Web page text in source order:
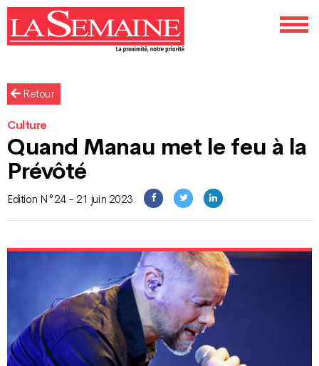
Retour
Culture
Quand Manau met le feu à la
Prévôté
Edition N°24 - 21 juin 2023